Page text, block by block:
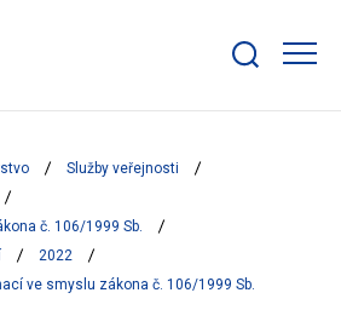
bar
Služby veřejnosti
č. 106/1999 Sb.
2022
ve smyslu zákona č. 106/1999 Sb.